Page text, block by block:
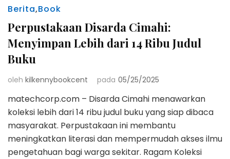
Berita,Book
Perpustakaan Disarda Cimahi:
Menyimpan Lebih dari 14 Ribu Judul
Buku
oleh kilkennybookcent pada 05/25/2025
matechcorp.com – Disarda Cimahi menawarkan
koleksi lebih dari 14 ribu judul buku yang siap dibaca
masyarakat. Perpustakaan ini membantu
meningkatkan literasi dan mempermudah akses ilmu
pengetahuan bagi warga sekitar. Ragam Koleksi